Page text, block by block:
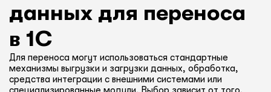
данных для переноса
в 1С
Для переноса могут использоваться стандартные
механизмы выгрузки и загрузки данных, обработка,
средства интеграции с внешними системами или